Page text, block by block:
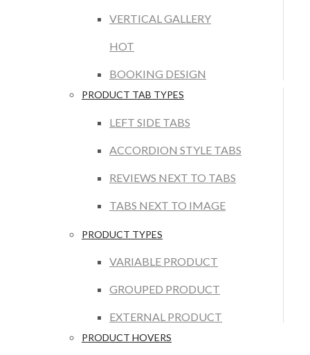
VERTICAL GALLERY
HOT
BOOKING DESIGN
PRODUCT TAB TYPES
LEFT SIDE TABS
ACCORDION STYLE TABS
REVIEWS NEXT TO TABS
TABS NEXT TO IMAGE
PRODUCT TYPES
VARIABLE PRODUCT
GROUPED PRODUCT
EXTERNAL PRODUCT
PRODUCT HOVERS